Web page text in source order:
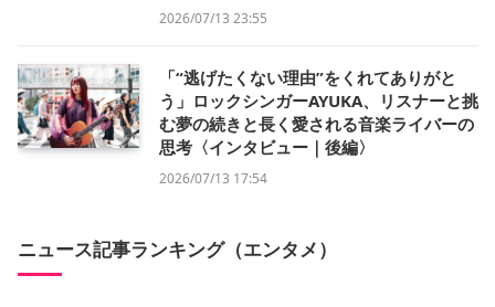
2026/07/13 23:55
「“逃げたくない理由”をくれてありがと
う」ロックシンガーAYUKA、リスナーと挑
む夢の続きと長く愛される音楽ライバーの
思考〈インタビュー｜後編〉
2026/07/13 17:54
ニュース記事ランキング（エンタメ）